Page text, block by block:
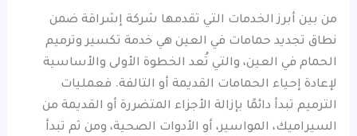
من بين أبرز الخدمات التي تقدمها شركة إشراقة ضمن
نطاق تجديد حمامات في العين هي خدمة تكسير وترميم
الحمام في العين، والتي تُعد الخطوة الأولى والأساسية
لإعادة إحياء الحمامات القديمة أو التالفة. فعمليات
الترميم تبدأ دائمًا بإزالة الأجزاء المتضررة أو القديمة من
السيراميك، المواسير، أو الأدوات الصحية، ومن ثم تبدأ